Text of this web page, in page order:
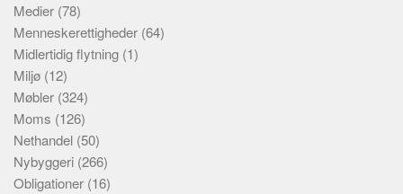
Medier (78)
Menneskerettigheder (64)
Midlertidig flytning (1)
Miljø (12)
Møbler (324)
Moms (126)
Nethandel (50)
Nybyggeri (266)
Obligationer (16)